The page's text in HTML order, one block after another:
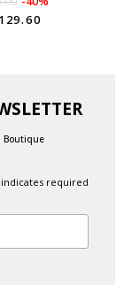
Boutique
required